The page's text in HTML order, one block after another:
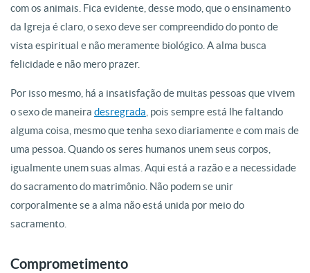
com os animais. Fica evidente, desse modo, que o ensinamento
da Igreja é claro, o sexo deve ser compreendido do ponto de
vista espiritual e não meramente biológico. A alma busca
felicidade e não mero prazer.
Por isso mesmo, há a insatisfação de muitas pessoas que vivem
o sexo de maneira desregrada , pois sempre está lhe faltando
alguma coisa, mesmo que tenha sexo diariamente e com mais de
uma pessoa. Quando os seres humanos unem seus corpos,
igualmente unem suas almas. Aqui está a razão e a necessidade
do sacramento do matrimônio. Não podem se unir
corporalmente se a alma não está unida por meio do
sacramento.
Comprometimento